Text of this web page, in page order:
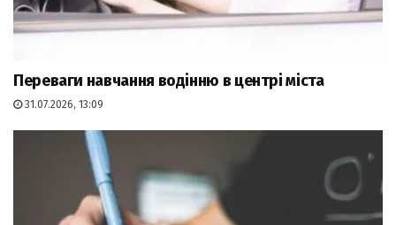
Переваги навчання водінню в центрі міста
31.07.2026, 13:09